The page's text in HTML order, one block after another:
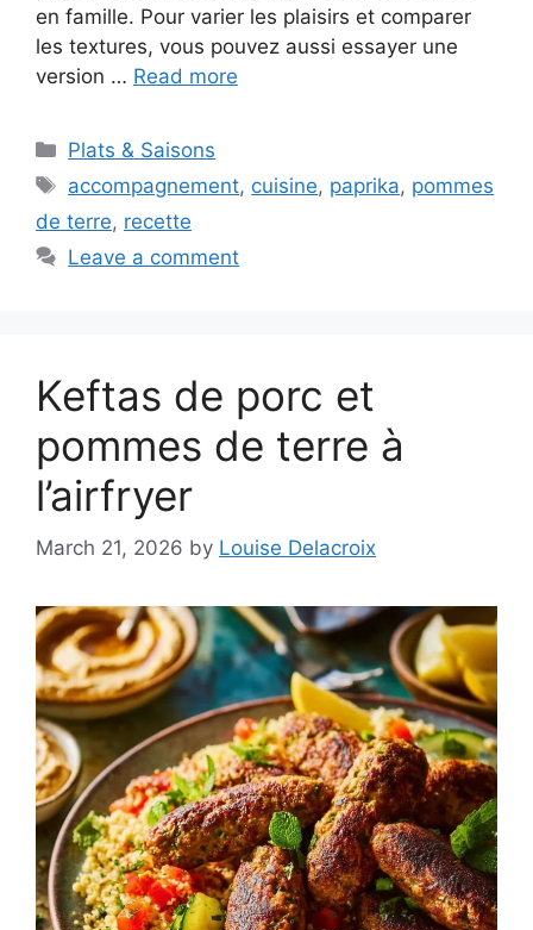
en famille. Pour varier les plaisirs et comparer
les textures, vous pouvez aussi essayer une
version … Read more
Categories
Plats & Saisons
Tags
accompagnement, cuisine, paprika, pommes
de terre, recette
Leave a comment
Keftas de porc et
pommes de terre à
l’airfryer
March 21, 2026 by Louise Delacroix